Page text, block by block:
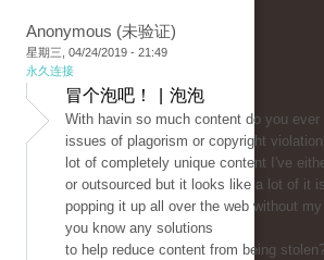
Anonymous (未验证)
星期三, 04/24/2019 - 21:49
永久连接
冒个泡吧！ | 泡泡
With havin so much content do you ever
issues of plagorism or copyright
lot of completely unique content I've
or outsourced but it looks like a lot of it
popping it up all over the web without
you know any solutions
to help reduce content from being